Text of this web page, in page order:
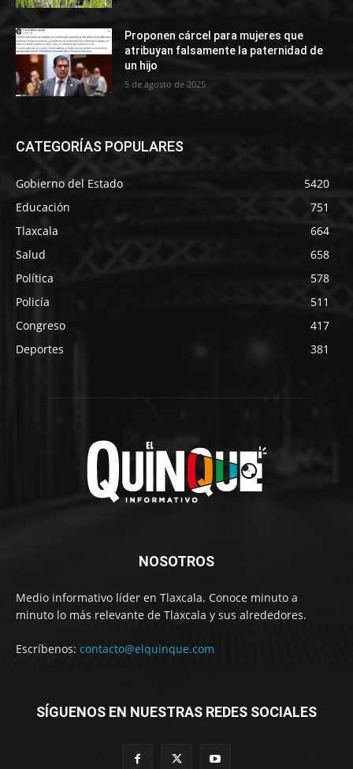
Proponen cárcel para mujeres que
atribuyan falsamente la paternidad de
un hijo
5 de agosto de 2025
CATEGORÍAS POPULARES
Gobierno del Estado
5420
Educación
751
Tlaxcala
664
Salud
658
Política
578
Policía
511
Congreso
417
Deportes
381
NOSOTROS
Medio informativo líder en Tlaxcala. Conoce minuto a
minuto lo más relevante de Tlaxcala y sus alrededores.
Escríbenos: contacto@elquinque.com
SÍGUENOS EN NUESTRAS REDES SOCIALES